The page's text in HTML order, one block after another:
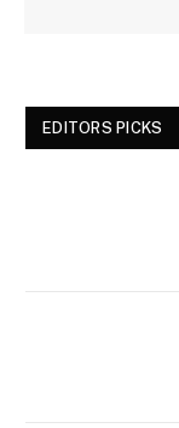
EDITORS PICKS